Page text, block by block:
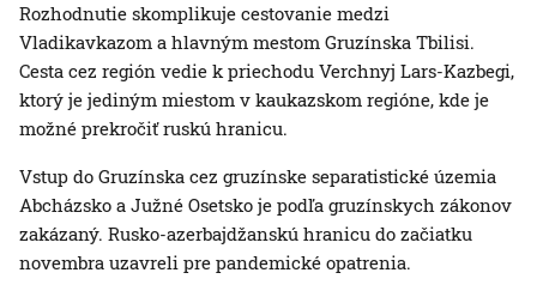
Rozhodnutie skomplikuje cestovanie medzi
Vladikavkazom a hlavným mestom Gruzínska Tbilisi.
Cesta cez región vedie k priechodu Verchnyj Lars-Kazbegi,
ktorý je jediným miestom v kaukazskom regióne, kde je
možné prekročiť ruskú hranicu.
Vstup do Gruzínska cez gruzínske separatistické územia
Abcházsko a Južné Osetsko je podľa gruzínskych zákonov
zakázaný. Rusko-azerbajdžanskú hranicu do začiatku
novembra uzavreli pre pandemické opatrenia.